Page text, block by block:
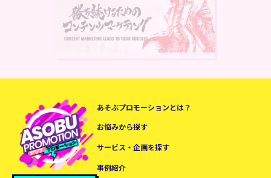
あそぶプロモーションとは？
お悩みから探す
サービス・企画を探す
事例紹介